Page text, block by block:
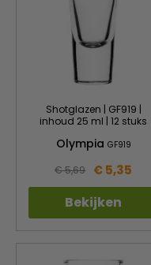
Shotglazen | GF919 |
inhoud 25 ml | 12 stuks
Olympia GF919
€ 5,69 € 5,35
Bekijken